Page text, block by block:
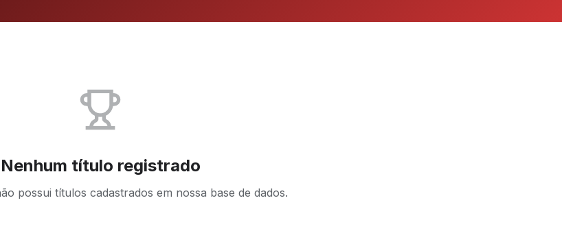
Nenhum título registrado
possui títulos cadastrados em nossa base de dados.